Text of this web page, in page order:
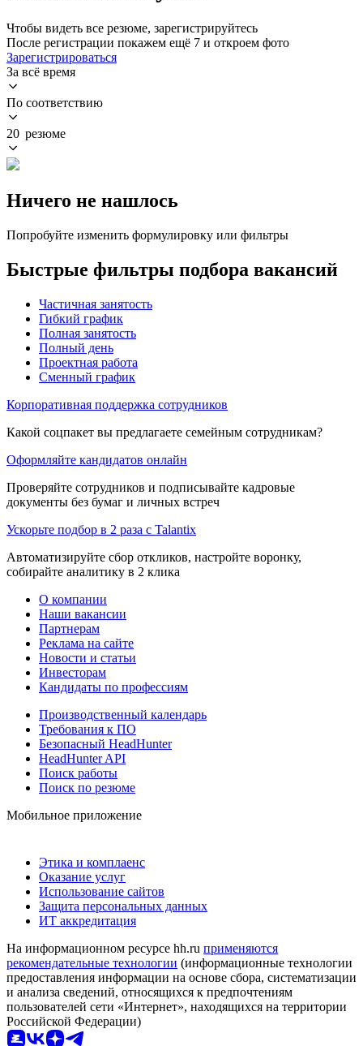
Чтобы видеть все резюме, зарегистрируйтесь
После регистрации покажем ещё 7 и откроем фото
Зарегистрироваться
За всё время
По соответствию
20 резюме
Ничего не нашлось
Попробуйте изменить формулировку или фильтры
Быстрые фильтры подбора вакансий
Частичная занятость
Гибкий график
Полная занятость
Полный день
Проектная работа
Сменный график
Корпоративная поддержка сотрудников
Какой соцпакет вы предлагаете семейным сотрудникам?
Оформляйте кандидатов онлайн
Проверяйте сотрудников и подписывайте кадровые
документы без бумаг и личных встреч
Ускорьте подбор в 2 раза с Talantix
Автоматизируйте сбор откликов, настройте воронку,
собирайте аналитику в 2 клика
О компании
Наши вакансии
Партнерам
Реклама на сайте
Новости и статьи
Инвесторам
Кандидаты по профессиям
Производственный календарь
Требования к ПО
Безопасный HeadHunter
HeadHunter API
Поиск работы
Поиск по резюме
Мобильное приложение
Этика и комплаенс
Оказание услуг
Использование сайтов
Защита персональных данных
ИТ аккредитация
На информационном ресурсе hh.ru применяются
рекомендательные технологии (информационные технологии
предоставления информации на основе сбора, систематизации
и анализа сведений, относящихся к предпочтениям
пользователей сети «Интернет», находящихся на территории
Российской Федерации)